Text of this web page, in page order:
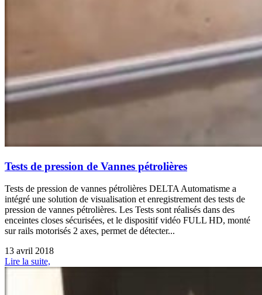
Tests de pression de Vannes pétrolières
Tests de pression de vannes pétrolières DELTA Automatisme a
intégré une solution de visualisation et enregistrement des tests de
pression de vannes pétrolières. Les Tests sont réalisés dans des
enceintes closes sécurisées, et le dispositif vidéo FULL HD, monté
sur rails motorisés 2 axes, permet de détecter...
13 avril 2018
Lire la suite,